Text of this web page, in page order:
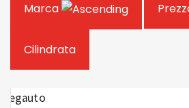
Marca
Cilindrata